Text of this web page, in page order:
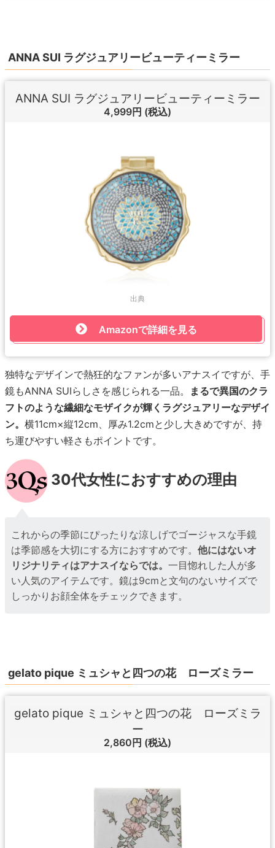
ANNA SUI ラグジュアリービューティーミラー
ANNA SUI ラグジュアリービューティーミラー
4,999円 (税込)
出典
Amazonで詳細を見る
独特なデザインで熱狂的なファンが多いアナスイですが、手
鏡もANNA SUIらしさを感じられる一品。
まるで異国のクラ
フトのような繊細なモザイクが輝くラグジュアリーなデザイ
ン。 横11cm×縦12cm、厚み1.2cmと少し大きめですが、持
ち運びやすい軽さもポイントです。
30代女性におすすめの理由
これからの季節にぴったりな涼しげでゴージャスな手鏡
は季節感を大切にする方におすすめです。他にはないオ
リジナリティはアナスイならでは。一目惚れした人が多
い人気のアイテムです。鏡は9cmと文句のないサイズで
しっかりお顔全体をチェックできます。
gelato pique ミュシャと四つの花 ローズミラー
gelato pique ミュシャと四つの花 ローズミラ
ー
2,860円 (税込)